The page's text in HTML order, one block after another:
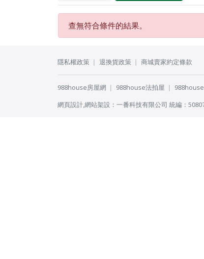
查無符合條件的結果。
隱私權政策 退換貨政策 商城賣家約定條款
988house房屋網 988house法拍屋
網頁設計,網站架設 ： 一番科技有限公司 統編：